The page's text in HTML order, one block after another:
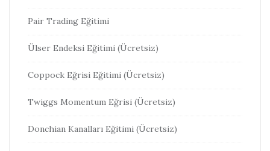
Pair Trading Eğitimi
Ülser Endeksi Eğitimi (Ücretsiz)
Coppock Eğrisi Eğitimi (Ücretsiz)
Twiggs Momentum Eğrisi (Ücretsiz)
Donchian Kanalları Eğitimi (Ücretsiz)